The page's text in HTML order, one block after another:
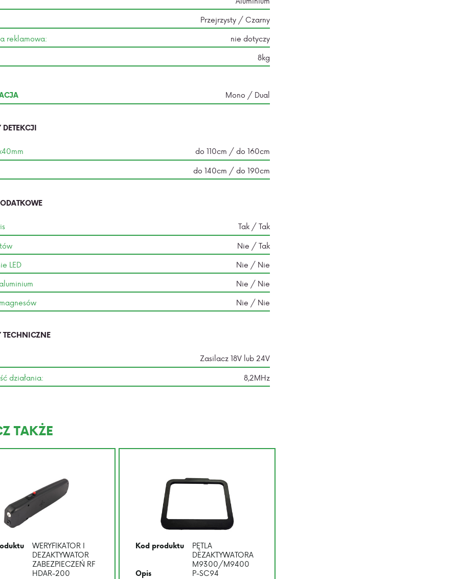
Przejrzysty / Czarny
reklamowa:
nie dotyczy
8kg
Mono / Dual
DETEKCJI
do 110cm / do 160cm
do 140cm / do 190cm
Tak / Tak
Nie / Tak
LED
Nie / Nie
Nie / Nie
Nie / Nie
TECHNICZNE
Zasilacz 18V lub 24V
działania:
8,2MHz
TAKŻE
WERYFIKATOR I
DEZAKTYWATOR
ZABEZPIECZEŃ RF
HDAR-200
Kod produktu
PĘTLA
DEZAKTYWATORA
M9300/M9400
Opis
P-SC94